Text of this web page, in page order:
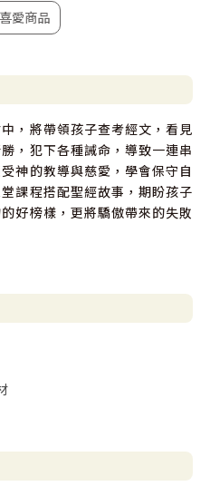
愛商品
，將帶領孩子查考經文，看見
，犯下各種誡命，導致一連串
神的教導與慈愛，學會保守自
課程搭配聖經故事，期盼孩子
好榜樣，更將驕傲帶來的失敗